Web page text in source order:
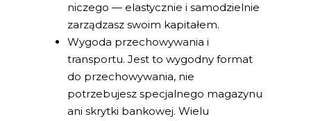
niczego — elastycznie i samodzielnie
zarządzasz swoim kapitałem.
Wygoda przechowywania i
transportu. Jest to wygodny format
do przechowywania, nie
potrzebujesz specjalnego magazynu
ani skrytki bankowej. Wielu